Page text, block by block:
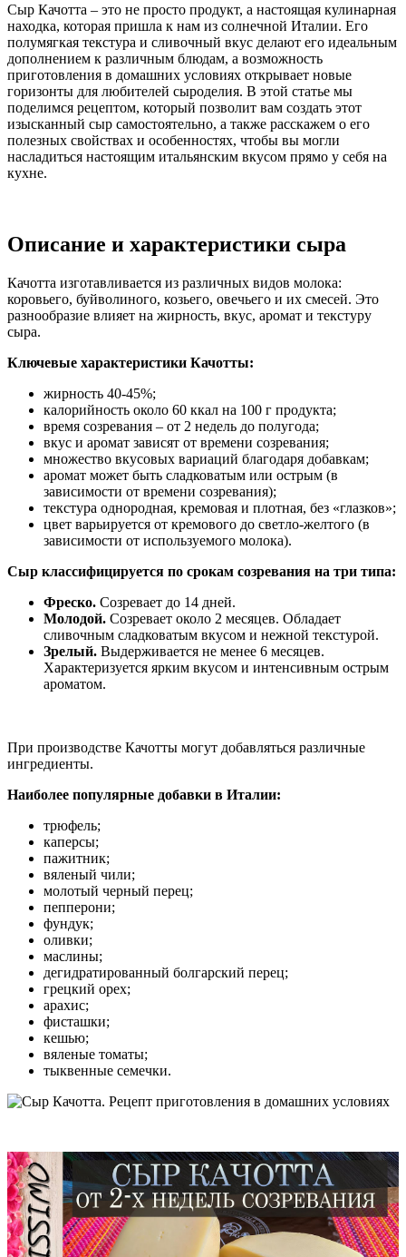
Сыр Качотта – это не просто продукт, а настоящая кулинарная
находка, которая пришла к нам из солнечной Италии. Его
полумягкая текстура и сливочный вкус делают его идеальным
дополнением к различным блюдам, а возможность
приготовления в домашних условиях открывает новые
горизонты для любителей сыроделия. В этой статье мы
поделимся рецептом, который позволит вам создать этот
изысканный сыр самостоятельно, а также расскажем о его
полезных свойствах и особенностях, чтобы вы могли
насладиться настоящим итальянским вкусом прямо у себя на
кухне.
Описание и характеристики сыра
Качотта изготавливается из различных видов молока:
коровьего, буйволиного, козьего, овечьего и их смесей. Это
разнообразие влияет на жирность, вкус, аромат и текстуру
сыра.
Ключевые характеристики Качотты:
жирность 40-45%;
калорийность около 60 ккал на 100 г продукта;
время созревания – от 2 недель до полугода;
вкус и аромат зависят от времени созревания;
множество вкусовых вариаций благодаря добавкам;
аромат может быть сладковатым или острым (в
зависимости от времени созревания);
текстура однородная, кремовая и плотная, без «глазков»;
цвет варьируется от кремового до светло-желтого (в
зависимости от используемого молока).
Сыр классифицируется по срокам созревания на три типа:
Фреско. Созревает до 14 дней.
Молодой. Созревает около 2 месяцев. Обладает
сливочным сладковатым вкусом и нежной текстурой.
Зрелый. Выдерживается не менее 6 месяцев.
Характеризуется ярким вкусом и интенсивным острым
ароматом.
При производстве Качотты могут добавляться различные
ингредиенты.
Наиболее популярные добавки в Италии:
трюфель;
каперсы;
пажитник;
вяленый чили;
молотый черный перец;
пепперони;
фундук;
оливки;
маслины;
дегидратированный болгарский перец;
грецкий орех;
арахис;
фисташки;
кешью;
вяленые томаты;
тыквенные семечки.